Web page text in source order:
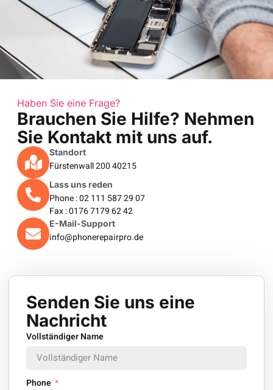
Haben Sie eine Frage?
Brauchen Sie Hilfe? Nehmen
Sie Kontakt mit uns auf.
Standort
Fürstenwall 200 40215
Lass uns reden
Phone : 02 111 587 29 07
Fax : 0176 7179 62 42
E-Mail-Support
info@phonerepairpro.de
Senden Sie uns eine
Nachricht
Vollständiger Name
Phone